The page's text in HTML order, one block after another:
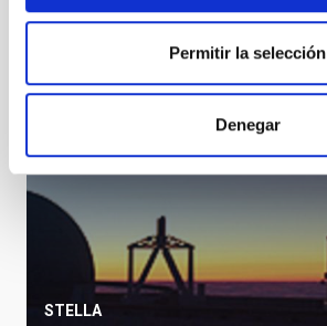
Permitir la selección
Denegar
STELLA